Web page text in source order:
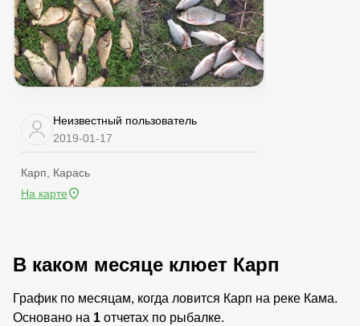
Неизвестный пользователь
2019-01-17
Карп, Карась
На карте
В каком месяце клюет Карп
График по месяцам, когда ловится Карп на реке Кама.
Основано на 1 отчетах по рыбалке.